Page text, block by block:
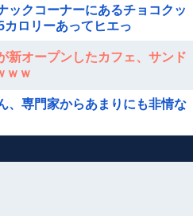
ックコーナーにあるチョコクッ
ロリーあってヒエっ
新オープンしたカフェ、サンド
ｗｗ
、専門家からあまりにも非情な